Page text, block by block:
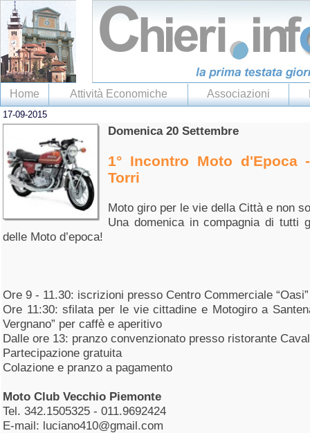
Home Attività Economiche Associazioni
17-09-2015
Domenica 20 Settembre
1° Incontro Moto d'Epoca
Torri
Moto giro per le vie della Città e non
Una domenica in compagnia di tutti
delle Moto d’epoca!
Ore 9 - 11.30: iscrizioni presso Centro Commerciale
Ore 11:30: sfilata per le vie cittadine e Motogiro a
Vergnano” per caffè e aperitivo
Dalle ore 13: pranzo convenzionato presso ristorante
Partecipazione gratuita
Colazione e pranzo a pagamento
Moto Club Vecchio Piemonte
Tel. 342.1505325 - 011.9692424
E-mail: luciano410@gmail.com